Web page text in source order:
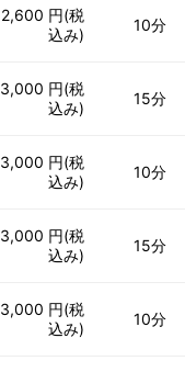
2,600 円(税
込み)
10分
3,000 円(税
込み)
15分
3,000 円(税
込み)
10分
3,000 円(税
込み)
15分
3,000 円(税
込み)
10分